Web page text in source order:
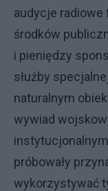
audycje
środków
i pieniędzy
służby
naturalnym
wywiad
próbowały
wykorzystywać